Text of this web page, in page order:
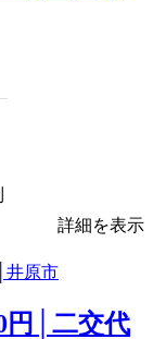
詳細を表示
円│二交代